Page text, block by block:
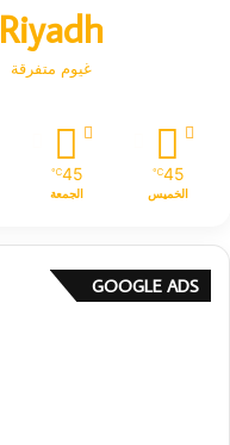
Riyadh
غيوم متفرقة
45
℃
الخميس
45
℃
الجمعة
GOOGLE ADS